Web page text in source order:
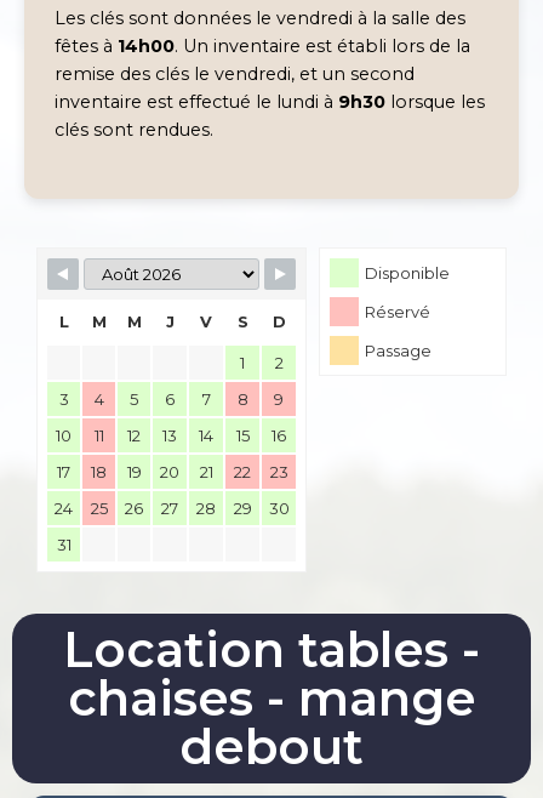
Les clés sont données le vendredi à la salle des
fêtes à 14h00. Un inventaire est établi lors de la
remise des clés le vendredi, et un second
inventaire est effectué le lundi à 9h30 lorsque les
clés sont rendues.
Disponible
Réservé
Passage
L M M J V S D
1
2
3
4 5 6 7 8
9
10
11 12 13 14 15
16
17
18 19 20 21 22
23
24
25 26 27 28 29
30
31
Location tables -
chaises - mange
debout